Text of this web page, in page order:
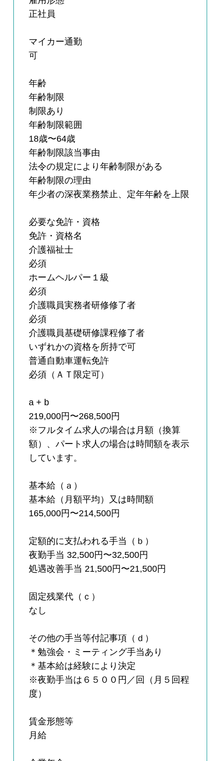
正社員
マイカー通勤
可
年齢
年齢制限
制限あり
年齢制限範囲
18歳〜64歳
年齢制限該当事由
法令の規定により年齢制限がある
年齢制限の理由
年少者の深夜業務禁止、定年年齢を上限
必要な免許・資格
免許・資格名
介護福祉士
必須
ホームヘルパー１級
必須
介護職員実務者研修修了者
必須
介護職員基礎研修課程修了者
いずれかの資格を所持で可
普通自動車運転免許
必須（ＡＴ限定可）
a + b
219,000円〜268,500円
※フルタイム求人の場合は月額（換算
額）、パート求人の場合は時間額を表示
しています。
基本給（ａ）
基本給（月額平均）又は時間額
165,000円〜214,500円
定額的に支払われる手当（ｂ）
夜勤手当 32,500円〜32,500円
処遇改善手当 21,500円〜21,500円
固定残業代（ｃ）
なし
その他の手当等付記事項（ｄ）
＊勉強会・ミーティング手当あり
＊基本給は経験により決定
※夜勤手当は６５００円／回（月５回程
度）
賃金形態等
月給